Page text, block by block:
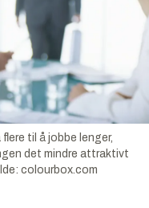
til å jobbe lenger,
det mindre attraktivt
colourbox.com